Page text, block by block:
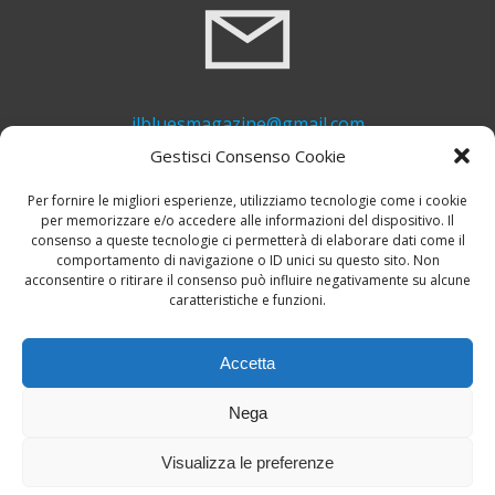
Gestisci Consenso Cookie
Per fornire le migliori esperienze, utilizziamo tecnologie come i cookie
per memorizzare e/o accedere alle informazioni del dispositivo. Il
consenso a queste tecnologie ci permetterà di elaborare dati come il
comportamento di navigazione o ID unici su questo sito. Non
acconsentire o ritirare il consenso può influire negativamente su alcune
caratteristiche e funzioni.
Accetta
Nega
Visualizza le preferenze
ilbluesmagazine@gmail.com
+39 339 748 6635
© 2026 Il Blues Magazine. Powered by